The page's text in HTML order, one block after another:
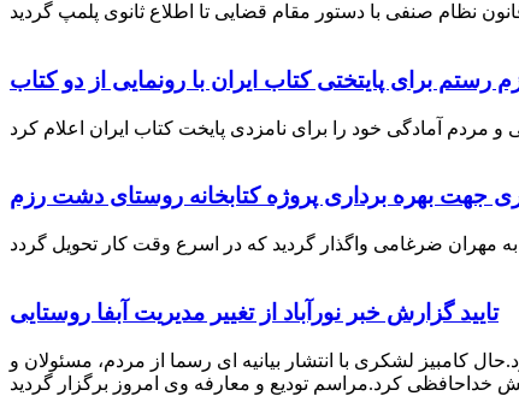
رستم برای پایتختی کتاب ایران با رونمایی از دو کتاب
جهت بهره برداری پروژه کتابخانه روستای دشت رزم
تایید گزارش خبر نورآباد از تغییر مدیریت آبفا روستایی
ممسنی بود.حال کامبیز لشکری با انتشار بیانیه ای رسما از مردم، مسئولان و